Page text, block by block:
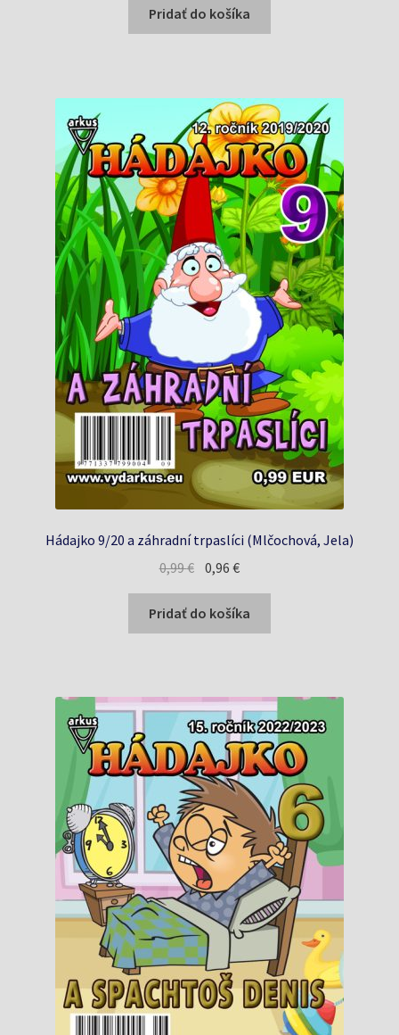
bola:
0,73 €.
je:
0,30 €.
Pridať do košíka
Hádajko 9/20 a záhradní trpaslíci (Mlčochová, Jela)
0,99€ Pôvodná
cena
bola:
0,99 €.
0,96€Aktuálna
cena
je:
0,96 €.
Pridať do košíka